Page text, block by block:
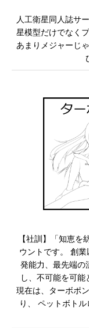
人工衛星同人誌サ
星模型だけでなく
あまりメジャーじ
【社訓】「知恵
ウントです。 創
発能力、最先端の
し、不可能を可能
現在は、ターボポ
り、 ペットボト